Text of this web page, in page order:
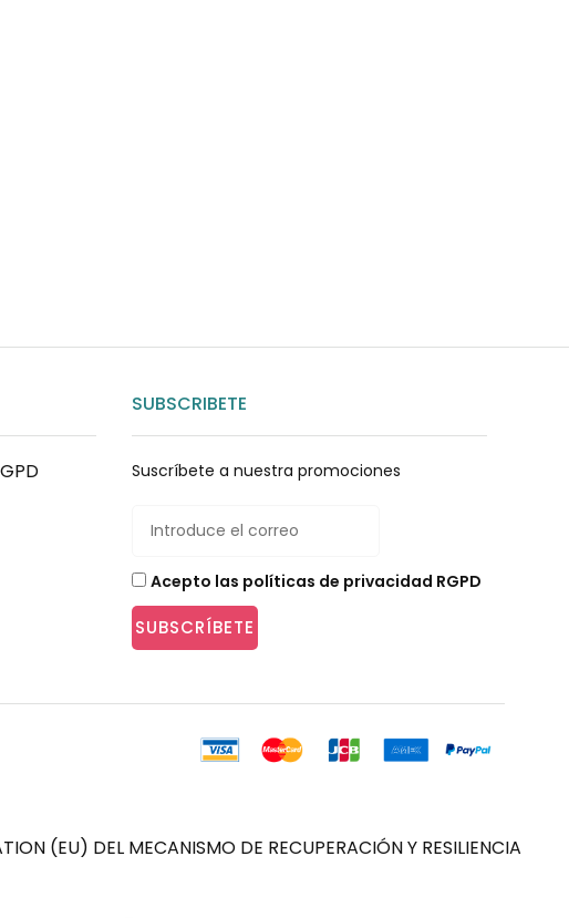
SUBSCRIBETE
Suscríbete a nuestra promociones
Acepto las políticas de privacidad RGPD
SUBSCRÍBETE
(EU) DEL MECANISMO DE RECUPERACIÓN Y RESILIENCIA